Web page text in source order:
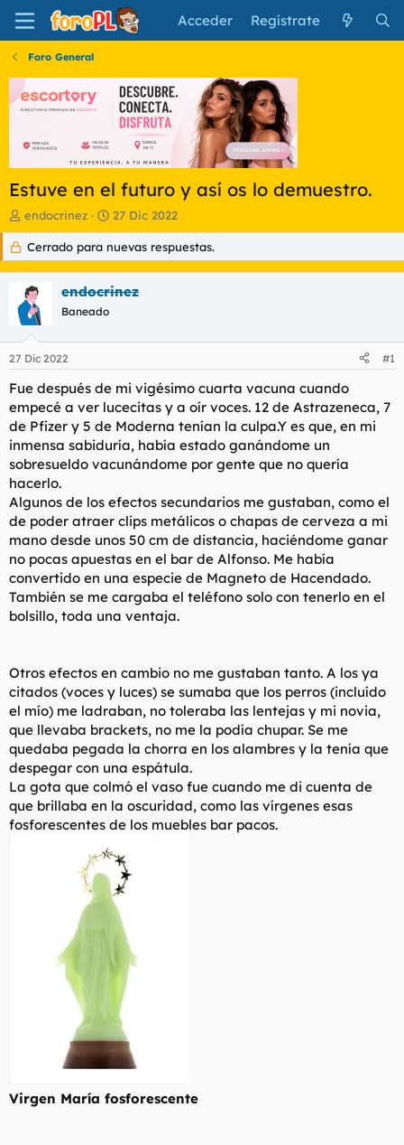
Acceder Regístrate
Foro General
Estuve en el futuro y así os lo demuestro.
I
n
c
a
d
o
r
d
l
t
e
m
a
endocrinez
F
e
c
h
d
n
o
27 Dic 2022
Cerrado para nuevas respuestas.
endocrinez
Baneado
27 Dic 2022 #1
Fue después de mi vigésimo cuarta vacuna cuando
empecé a ver lucecitas y a oír voces. 12 de Astrazeneca, 7
de Pfizer y 5 de Moderna tenían la culpa.Y es que, en mi
inmensa sabiduría, había estado ganándome un
sobresueldo vacunándome por gente que no quería
hacerlo.
Algunos de los efectos secundarios me gustaban, como el
de poder atraer clips metálicos o chapas de cerveza a mi
mano desde unos 50 cm de distancia, haciéndome ganar
no pocas apuestas en el bar de Alfonso. Me había
convertido en una especie de Magneto de Hacendado.
También se me cargaba el teléfono solo con tenerlo en el
bolsillo, toda una ventaja.
Otros efectos en cambio no me gustaban tanto. A los ya
citados (voces y luces) se sumaba que los perros (incluído
el mío) me ladraban, no toleraba las lentejas y mi novia,
que llevaba brackets, no me la podía chupar. Se me
quedaba pegada la chorra en los alambres y la tenía que
despegar con una espátula.
La gota que colmó el vaso fue cuando me di cuenta de
que brillaba en la oscuridad, como las vírgenes esas
fosforescentes de los muebles bar pacos.
Virgen María fosforescente